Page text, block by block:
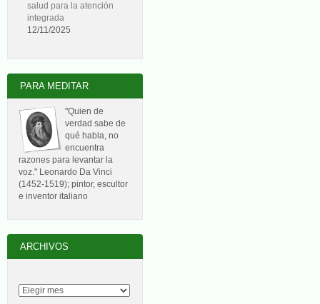
salud para la atención
integrada
12/11/2025
PARA MEDITAR
"Quien de
verdad sabe de
qué habla, no
encuentra
razones para levantar la
voz." Leonardo Da Vinci
(1452-1519); pintor, escultor
e inventor italiano
ARCHIVOS